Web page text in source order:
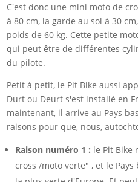
C'est donc une mini moto de
à 80 cm, la garde au sol à 30
poids de 60 kg. Cette petite
qui peut être de différentes
du pilote.
Petit à petit, le Pit Bike aussi
Durt ou Deurt s'est installé en
maintenant, il arrive au Pays
raisons pour que, nous,
Raison numéro 1 : le Pit Bike
cross /moto verte" , et le